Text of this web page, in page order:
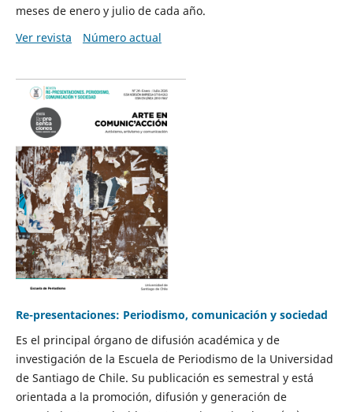
meses de enero y julio de cada año.
Ver revista
Número actual
Re-presentaciones: Periodismo, comunicación y sociedad
Es el principal órgano de difusión académica y de
investigación de la Escuela de Periodismo de la Universidad
de Santiago de Chile. Su publicación es semestral y está
orientada a la promoción, difusión y generación de